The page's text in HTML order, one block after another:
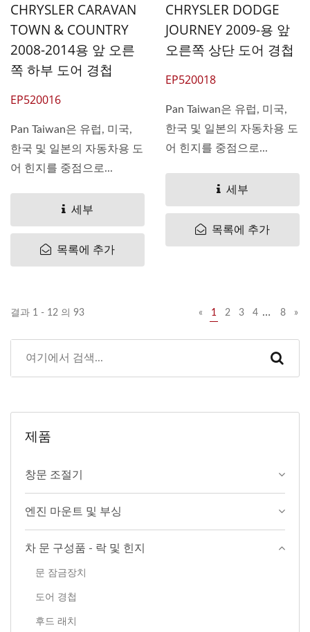
CHRYSLER CARAVAN
TOWN & COUNTRY
2008-2014용 앞 오른
쪽 하부 도어 경첩
EP520016
Pan Taiwan은 유럽, 미국,
한국 및 일본의 자동차용 도
어 힌지를 중점으로...
세부
목록에 추가
CHRYSLER DODGE
JOURNEY 2009-용 앞
오른쪽 상단 도어 경첩
EP520018
Pan Taiwan은 유럽, 미국,
한국 및 일본의 자동차용 도
어 힌지를 중점으로...
세부
목록에 추가
결과 1 - 12 의 93 « 1 2 3 4 … 8 »
제품
창문 조절기
엔진 마운트 및 부싱
차 문 구성품 - 락 및 힌지
문 잠금장치
도어 경첩
후드 래치